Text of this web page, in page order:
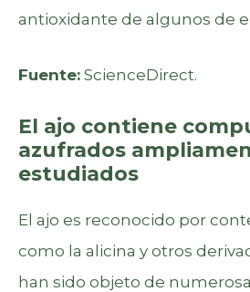
antioxidante de algunos de
Fuente: ScienceDirect.
El ajo contiene
azufrados
estudiados
El ajo es reconocido por
como la alicina y otros
han sido objeto de